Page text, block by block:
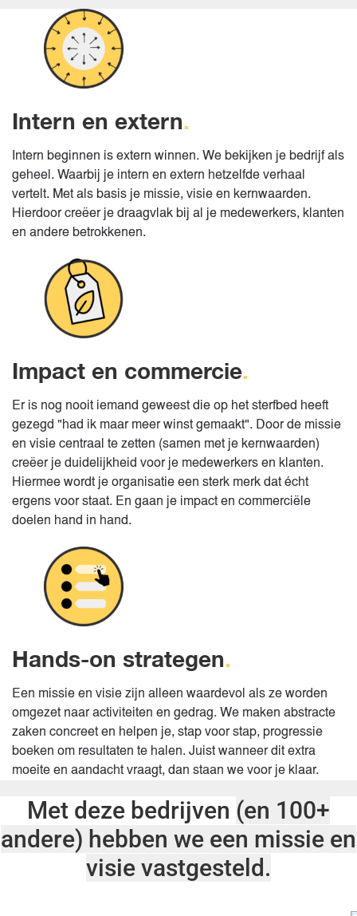
Intern en extern.
Intern beginnen is extern winnen. We bekijken je bedrijf als
geheel. Waarbij je intern en extern hetzelfde verhaal
vertelt. Met als basis je missie, visie en kernwaarden.
Hierdoor creëer je draagvlak bij al je medewerkers, klanten
en andere betrokkenen.
Impact en commercie.
Er is nog nooit iemand geweest die op het sterfbed heeft
gezegd "had ik maar meer winst gemaakt". Door de missie
en visie centraal te zetten (samen met je kernwaarden)
creëer je duidelijkheid voor je medewerkers en klanten.
Hiermee wordt je organisatie een sterk merk dat écht
ergens voor staat. En gaan je impact en commerciële
doelen hand in hand.
Hands-on strategen.
Een missie en visie zijn alleen waardevol als ze worden
omgezet naar activiteiten en gedrag. We maken abstracte
zaken concreet en helpen je, stap voor stap, progressie
boeken om resultaten te halen. Juist wanneer dit extra
moeite en aandacht vraagt, dan staan we voor je klaar.
Met deze bedrijven (en 100+
andere) hebben we een missie en
visie vastgesteld.